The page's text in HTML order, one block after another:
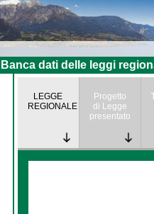
Banca dati delle leggi
LEGGE
REGIONALE
Progetto
di Legge
presentato